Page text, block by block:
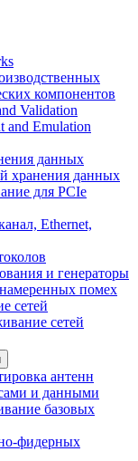
компонентов
Validation
and Emulation
данных
хранения данных
для PCIe
Ethernet,
и генераторы
помех
сетей
сетей
антенн
и данными
базовых
фидерных